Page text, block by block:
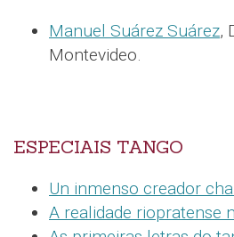
Manuel Suárez Suárez,
Montevideo.
ESPECIAIS TANGO
Un inmenso creador
A realidade riopratense